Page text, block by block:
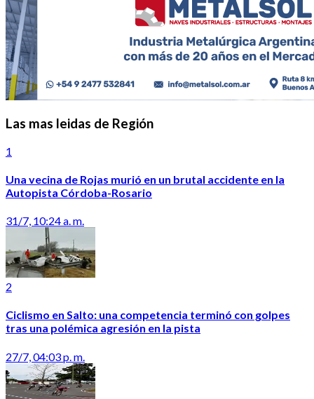
Las mas leidas de Región
1
Una vecina de Rojas murió en un brutal accidente en la
Autopista Córdoba-Rosario
31/7, 10:24 a. m.
2
Ciclismo en Salto: una competencia terminó con golpes
tras una polémica agresión en la pista
27/7, 04:03 p. m.